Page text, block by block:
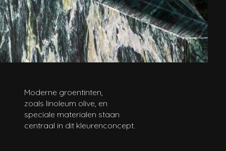
Moderne groentinten,
zoals linoleum olive, en
speciale materialen staan
centraal in dit kleurenconcept.